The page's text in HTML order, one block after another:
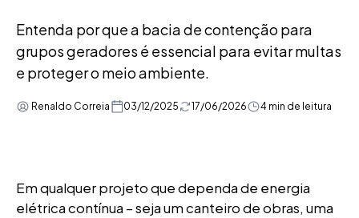
Entenda por que a bacia de contenção para
grupos geradores é essencial para evitar multas
e proteger o meio ambiente.
Renaldo Correia 03/12/2025 17/06/2026 4 min de leitura
Em qualquer projeto que dependa de energia
elétrica contínua – seja um canteiro de obras, uma